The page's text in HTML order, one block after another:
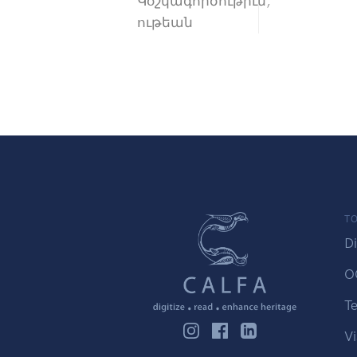
ութեան